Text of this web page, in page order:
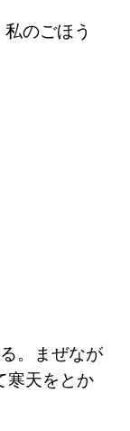
のごほう
。まぜなが
寒天をとか